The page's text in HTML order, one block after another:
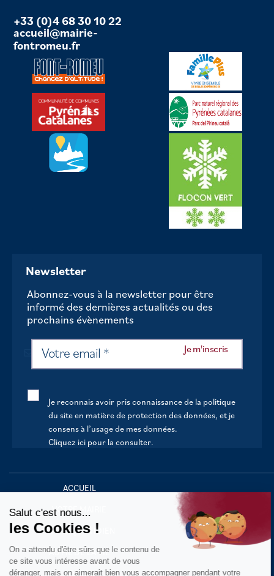
+33 (0)4 68 30 10 22
accueil@mairie-
fontromeu.fr
Newsletter
Abonnez-vous à la newsletter pour être
informé des dernières actualités ou des
prochains évènements
Je reconnais avoir pris connaissance de la politique
du site en matière de protection des données, et je
consens à l’usage de mes données.
Cliquez ici pour la consulter.
ACCUEIL
VOTRE MAIRIE
VOTRE QUOTIDIEN
AU FIL DE LA VIE
LOISIRS
Salut c'est nous...
les Cookies !
On a attendu d'être sûrs que le contenu de
ce site vous intéresse avant de vous
déranger, mais on aimerait bien vous accompagner pendant votre